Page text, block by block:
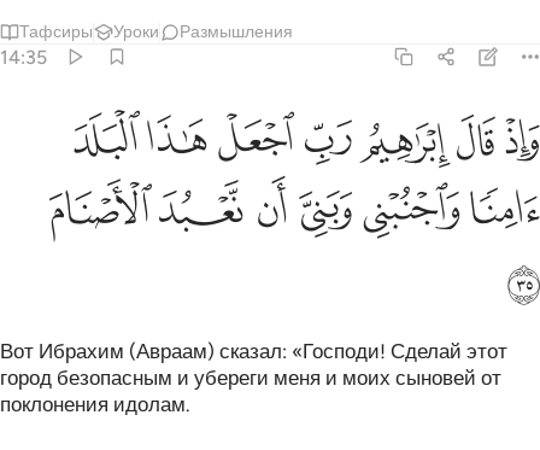
Тафсиры Уроки Размышления
14:35
واذ قال ابراهيم رب اجعل هاذا البلد امنا واجنبني وبني ان نعبد الاصنام ٣٥
وَإِذْ قَالَ إِبْرَٰهِيمُ رَبِّ ٱجْعَلْ هَـٰذَا ٱلْبَلَدَ ءَامِنًۭا وَٱجْنُبْنِى
ﱓﱔﱕﱖﱗﱘﱙ
ﱚﱛﱜﱝ ﱞﱟ
ﱠ
Вот Ибрахим (Авраам) сказал: «Господи! Сделай этот
город безопасным и убереги меня и моих сыновей от
поклонения идолам.